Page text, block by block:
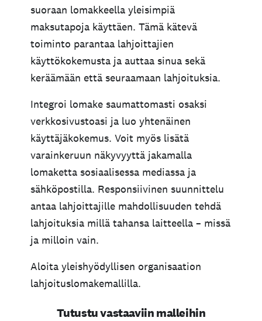
suoraan lomakkeella yleisimpiä
maksutapoja käyttäen. Tämä kätevä
toiminto parantaa lahjoittajien
käyttökokemusta ja auttaa sinua sekä
keräämään että seuraamaan lahjoituksia.
Integroi lomake saumattomasti osaksi
verkkosivustoasi ja luo yhtenäinen
käyttäjäkokemus. Voit myös lisätä
varainkeruun näkyvyyttä jakamalla
lomaketta sosiaalisessa mediassa ja
sähköpostilla. Responsiivinen suunnittelu
antaa lahjoittajille mahdollisuuden tehdä
lahjoituksia millä tahansa laitteella – missä
ja milloin vain.
Aloita yleishyödyllisen organisaation
lahjoituslomakemallilla.
Tutustu vastaaviin malleihin